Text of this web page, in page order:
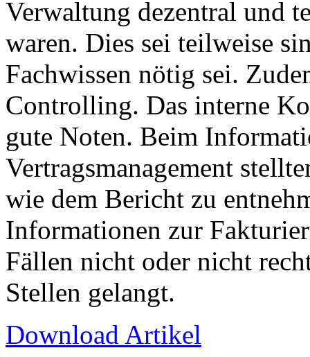
Verwaltung dezentral und
waren. Dies sei teilweise
Fachwissen nötig sei.
Controlling. Das interne
gute Noten. Beim
Vertragsmanagement
wie dem Bericht zu
Informationen zur
Fällen nicht oder nicht
Stellen gelangt.
Download Artikel